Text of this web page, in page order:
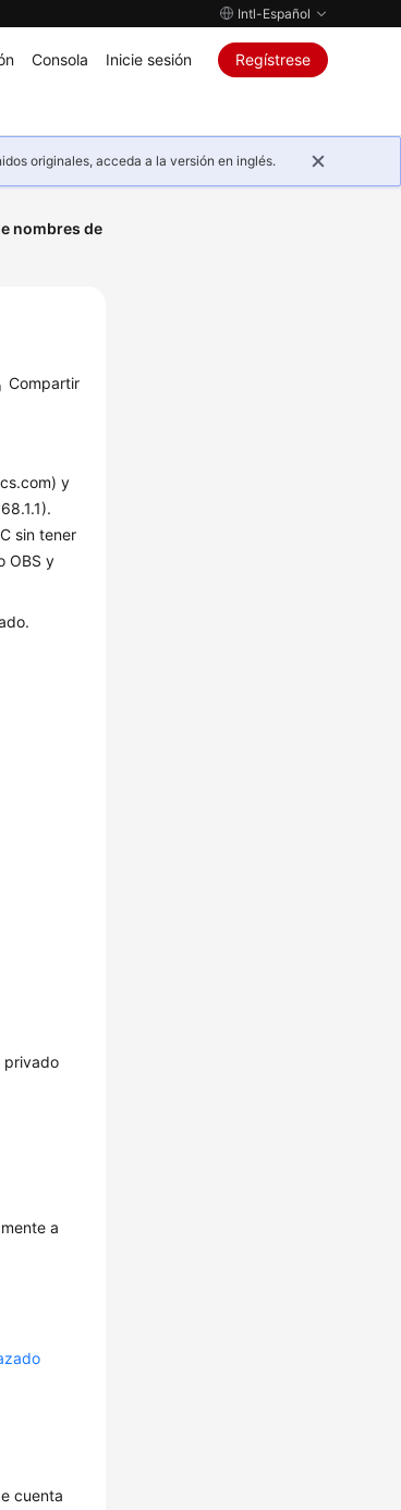
Intl-Español
Consola Inicie sesión Regístrese
originales, acceda a la versión en inglés.
nombres de
Compartir
y
sin tener
OBS y
privado
a
cuenta